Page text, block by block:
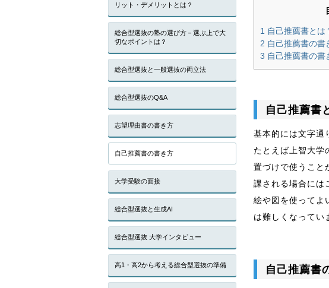
1 自己推薦書とは
2 自己推薦書の書
3 自己推薦書の書
自己推薦書
基本的には文字通
たとえば上智大学
置づけで使うこと
課される場合には
絵や図を使ってよ
は難しくなってい
自己推薦書
リット・デメリットとは？
総合型選抜の塾の選び方－選ぶ上で大
切なポイントは？
総合型選抜と一般選抜の両立法
総合型選抜のQ&A
志望理由書の書き方
自己推薦書の書き方
大学受験の面接
総合型選抜と生成AI
総合型選抜 大学インタビュー
高1・高2から考える総合型選抜の準備